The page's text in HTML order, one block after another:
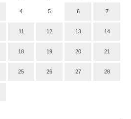
4 5 6 7
11 12 13 14
18 19 20 21
25 26 27 28